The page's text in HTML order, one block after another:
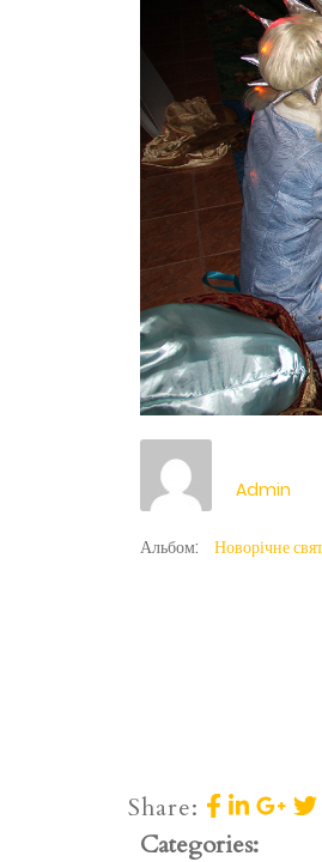
Admin
Альбом: Новорічне
Share:
Categories: